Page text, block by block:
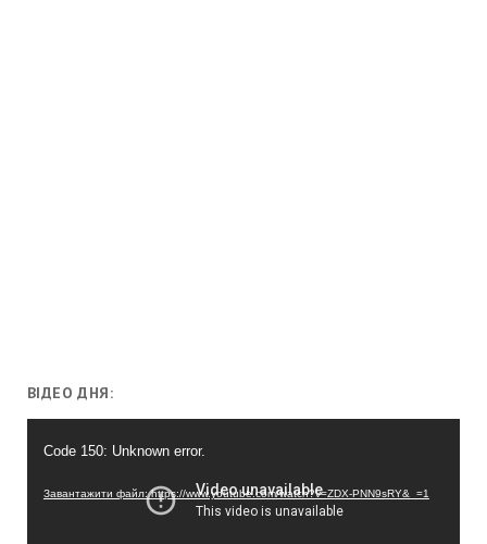
ВІДЕО ДНЯ:
Code 150: Unknown error.
Завантажити файл: https://www.youtube.com/watch?v=ZDX-PNN9sRY&_=1